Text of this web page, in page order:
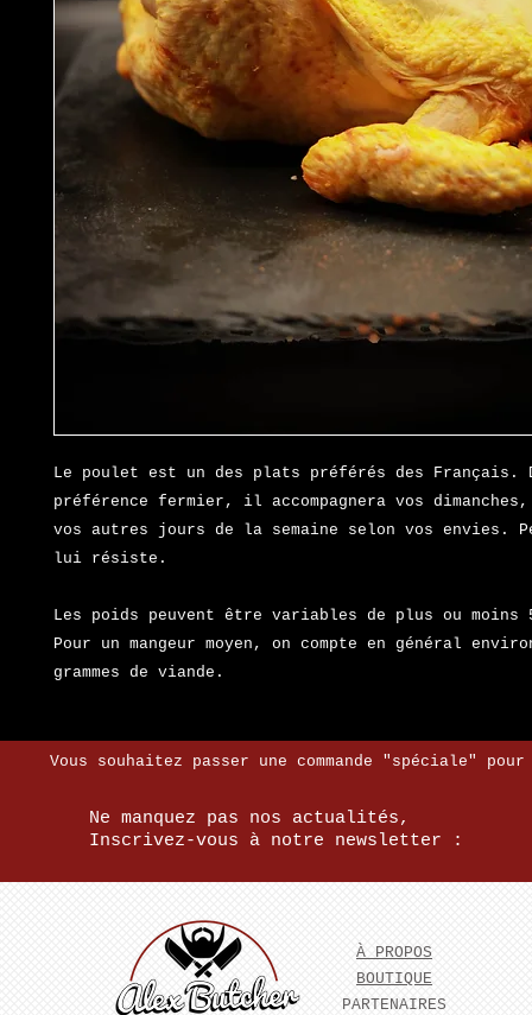
Le poulet est un des plats préférés des Français.
préférence fermier, il accompagnera vos
vos autres jours de la semaine selon vos envies.
lui résiste.
Les poids peuvent être variables de plus ou moins
Pour un mangeur moyen, on compte en général
grammes de viande.
Vous souhaitez passer une commande "spéciale"
Ne manquez pas nos actualités,
Inscrivez-vous à notre newsletter :
À PROPOS
BOUTIQUE
PARTENAIRES